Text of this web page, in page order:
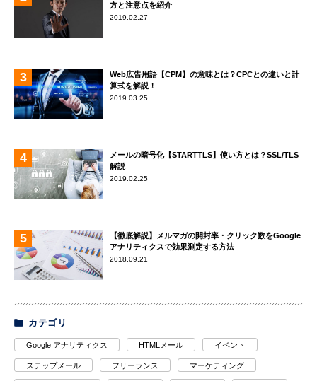
方と注意点を紹介
2019.02.27
Web広告用語【CPM】の意味とは？CPCとの違いと計
算式を解説！
2019.03.25
メールの暗号化【STARTTLS】使い方とは？SSL/TLS
解説
2019.02.25
【徹底解説】メルマガの開封率・クリック数をGoogle
アナリティクスで効果測定する方法
2018.09.21
カテゴリ
Google アナリティクス HTMLメール イベント
ステップメール フリーランス マーケティング